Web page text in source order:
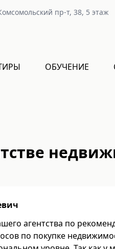
пр-т, 38, 5 этаж
ОБУЧЕНИЕ
агентства по
по покупке